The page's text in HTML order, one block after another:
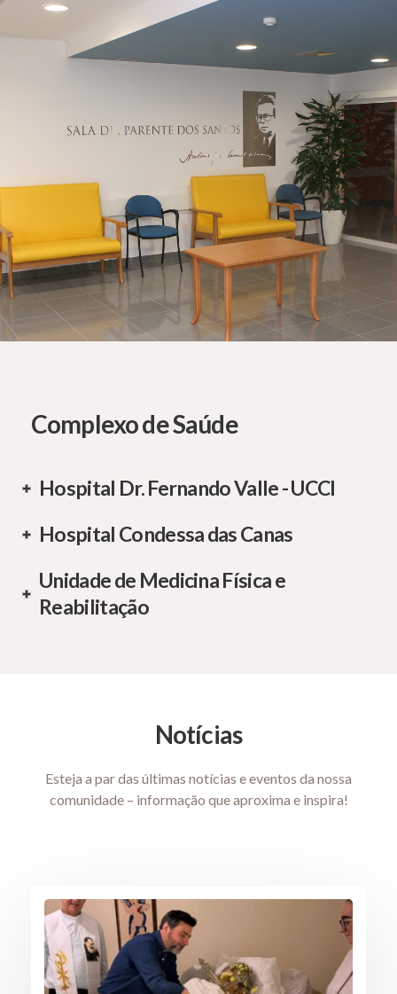
Complexo de Saúde
Hospital Dr. Fernando Valle - UCCI
Hospital Condessa das Canas
Unidade de Medicina Física e
Reabilitação
Notícias
Esteja a par das últimas notícias e eventos da nossa
comunidade – informação que aproxima e inspira!